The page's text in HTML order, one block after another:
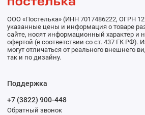
ООО «Постелька» (ИНН 7017486222, ОГРН
указанные цены и информация о товаре
сайте, носят информационный характер и
офертой (в соответствии со ст. 437 ГК РФ).
могут отличаться от реального внешнего
так и по дизайну.
Поддержка
+7 (3822) 900-448
Обратный звонок